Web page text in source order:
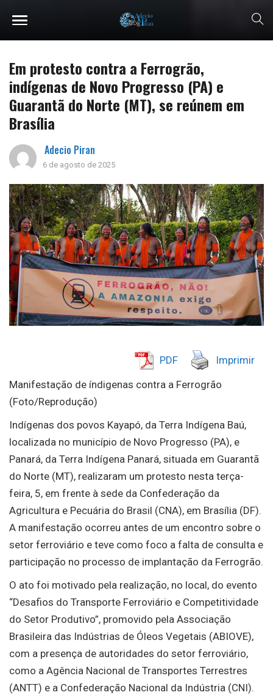
Em protesto contra a Ferrogrão,
indígenas de Novo Progresso (PA) e
Guarantã do Norte (MT), se reúnem em
Brasília
Adecio Piran
6 de agosto de 2025
PDF Imprimir
Manifestação de índigenas contra a Ferrogrão
(Foto/Reprodução)
Indígenas dos povos Kayapó, da Terra Indígena Baú,
localizada no município de Novo Progresso (PA), e
Panará, da Terra Indígena Panará, situada em Guarantã
do Norte (MT), realizaram um protesto nesta terça-
feira, 5, em frente à sede da Confederação da
Agricultura e Pecuária do Brasil (CNA), em Brasília (DF).
A manifestação ocorreu antes de um encontro sobre o
setor ferroviário e teve como foco a falta de consulta e
participação no processo de implantação da Ferrogrão.
O ato foi motivado pela realização, no local, do evento
“Desafios do Transporte Ferroviário e Competitividade
do Setor Produtivo”, promovido pela Associação
Brasileira das Indústrias de Óleos Vegetais (ABIOVE),
com a presença de autoridades do setor ferroviário,
como a Agência Nacional de Transportes Terrestres
(ANTT) e a Confederação Nacional da Indústria (CNI).